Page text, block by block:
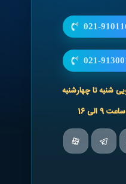
021-
021-
شنبه تا چهارشنبه
9 الی 16